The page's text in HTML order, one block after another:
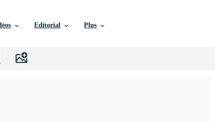
Editorial Plus